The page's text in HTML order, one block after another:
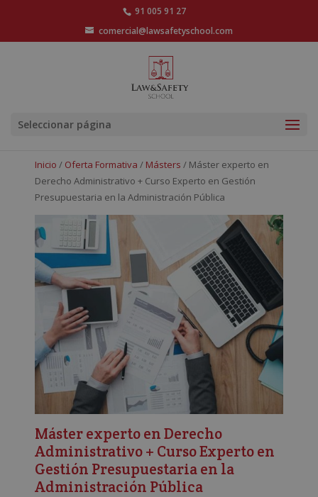
91 005 91 27
comercial@lawsafetyschool.com
Seleccionar página
Inicio / Oferta Formativa / Másters / Máster experto en
Derecho Administrativo + Curso Experto en Gestión
Presupuestaria en la Administración Pública
Máster experto en Derecho
Administrativo + Curso Experto en
Gestión Presupuestaria en la
Administración Pública